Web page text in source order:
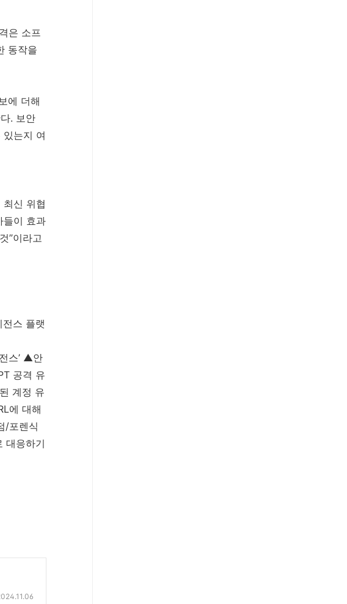
은 소프
동작을
에 더해
. 보안
는지 여
최신 위협
들이 효과
”이라고
스 플랫
스’ ▲안
공격 유
계정 유
에 대해
/포렌식
대응하기